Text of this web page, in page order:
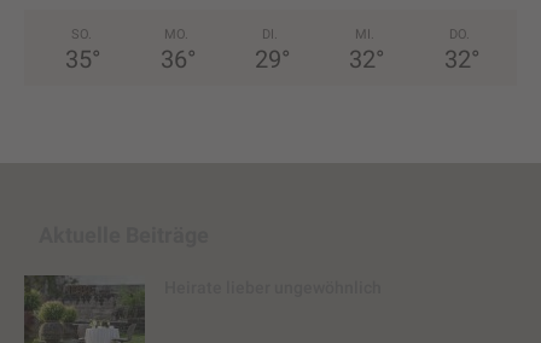
SO.
35°
MO.
36°
DI.
29°
MI.
32°
DO.
32°